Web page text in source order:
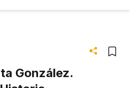
González.